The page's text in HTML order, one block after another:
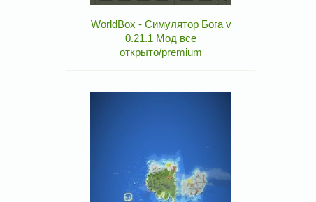
WorldBox - Симулятор Бога v
0.21.1 Мод все
открыто/premium